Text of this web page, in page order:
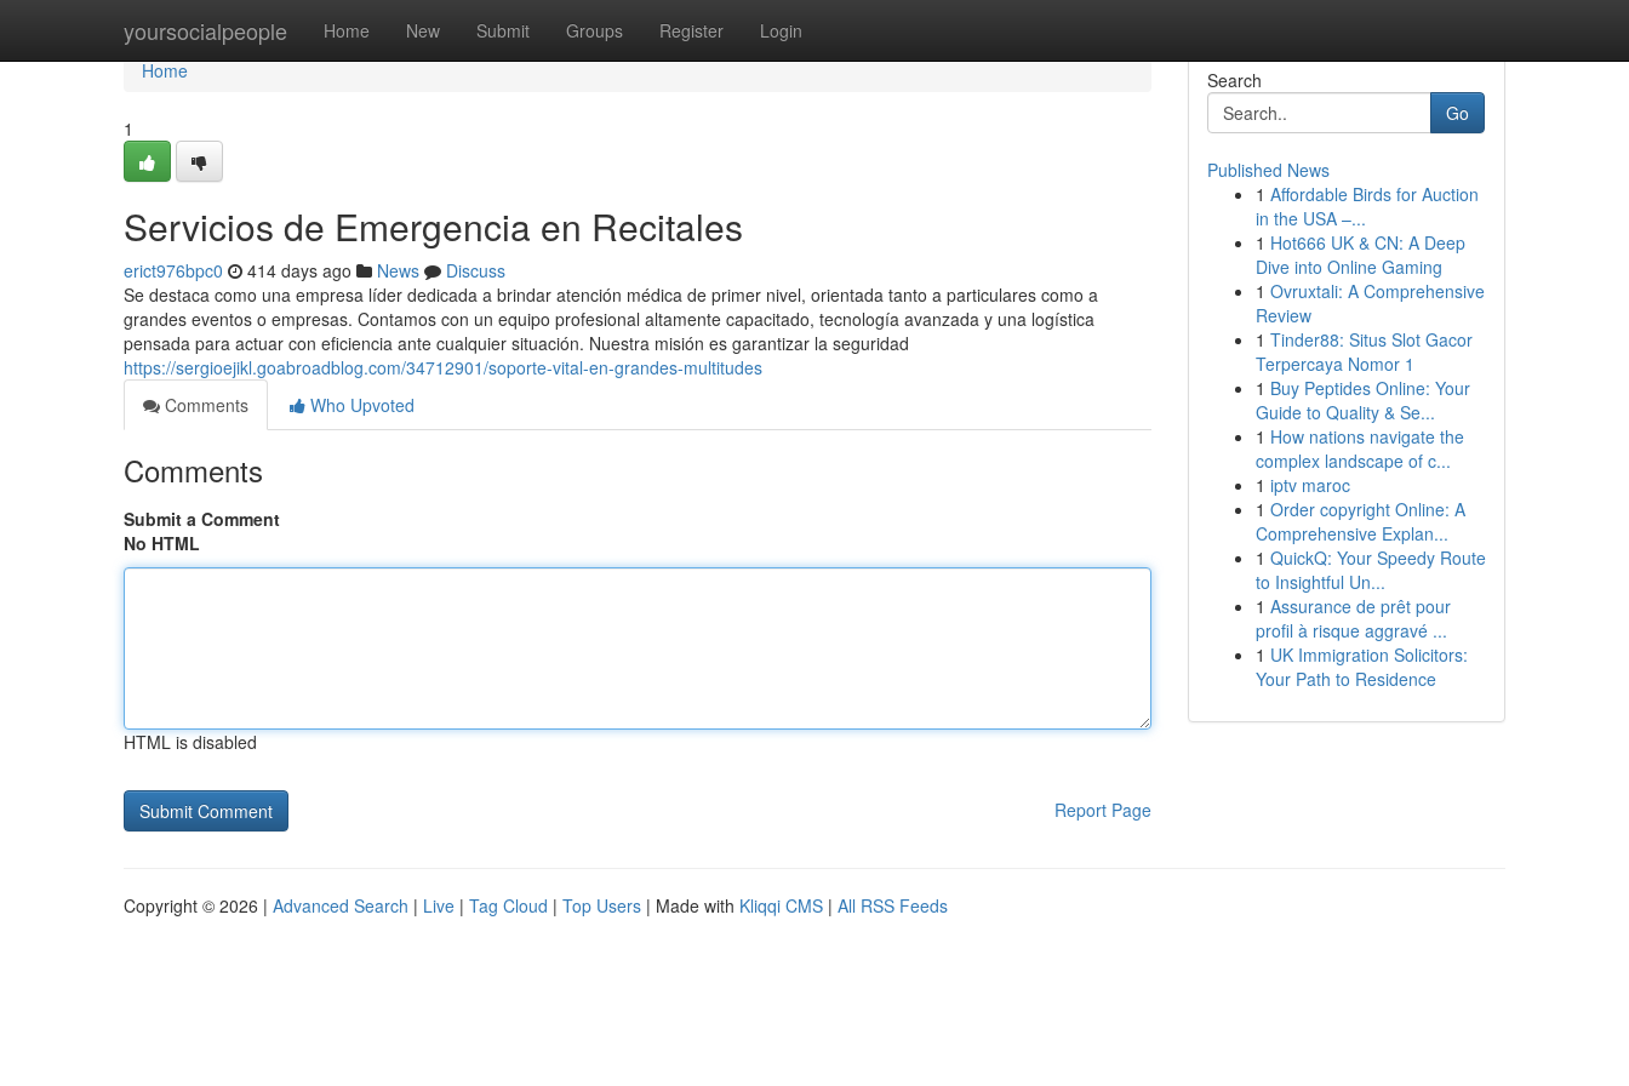
yoursocialpeople Home New Submit Groups Register Login
Home
Home
1
Servicios de Emergencia en Recitales
erict976bpc0 414 days ago News
Discuss
Se destaca como una empresa líder dedicada a brindar atención médica de primer nivel, orientada tanto a particulares como a
grandes eventos o empresas. Contamos con un equipo profesional altamente capacitado, tecnología avanzada y una logística
pensada para actuar con eficiencia ante cualquier situación. Nuestra misión es garantizar la seguridad
https://sergioejikl.goabroadblog.com/34712901/soporte-vital-en-grandes-multitudes
Comments
Who Upvoted
Comments
Submit a Comment
No HTML
HTML is disabled
Report Page
Search
Go
Published News
1 Affordable Birds for Auction
in the USA –...
1 Hot666 UK & CN: A Deep
Dive into Online Gaming
1 Ovruxtali: A Comprehensive
Review
1 Tinder88: Situs Slot Gacor
Terpercaya Nomor 1
1 Buy Peptides Online: Your
Guide to Quality & Se...
1 How nations navigate the
complex landscape of c...
1 iptv maroc
1 Order copyright Online: A
Comprehensive Explan...
1 QuickQ: Your Speedy Route
to Insightful Un...
1 Assurance de prêt pour
profil à risque aggravé ...
1 UK Immigration Solicitors:
Your Path to Residence
Copyright © 2026 | Advanced Search | Live | Tag Cloud | Top Users | Made with Kliqqi CMS | All RSS Feeds